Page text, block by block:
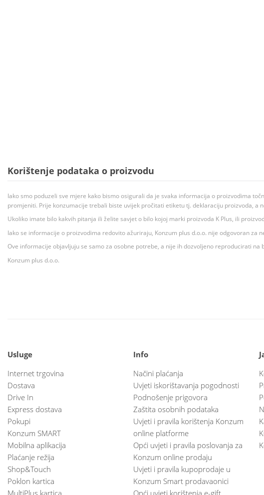
Korištenje podataka o proizvodu
Iako smo poduzeli sve mjere kako bismo osigurali da je svaka informacija o proizvodima
promjeniti. Prije konzumacije trebali biste uvijek pročitati etiketu tj. deklaraciju proizvoda, a
Ukoliko imate bilo kakvih pitanja ili želite savjet o bilo kojoj marki proizvoda K Plus, ili
Iako se informacije o proizvodima redovito ažuriraju, Konzum plus d.o.o. nije odgovoran za
Ove informacije objavljuju se samo za osobne potrebe, a nije ih dozvoljeno reproducirati
Konzum plus d.o.o.
Usluge
Internet trgovina
Dostava
Drive In
Express dostava
Pokupi
Konzum SMART
Mobilna aplikacija
Plaćanje režija
Shop&Touch
Poklon kartica
MultiPlus kartica
Info
Načini plaćanja
Uvjeti iskorištavanja pogodnosti
Podnošenje prigovora
Zaštita osobnih podataka
Uvjeti i pravila korištenja Konzum
online platforme
Opći uvjeti i pravila poslovanja za
Konzum online prodaju
Uvjeti i pravila kupoprodaje u
Konzum Smart prodavaonici
Opći uvjeti korištenja e-gift